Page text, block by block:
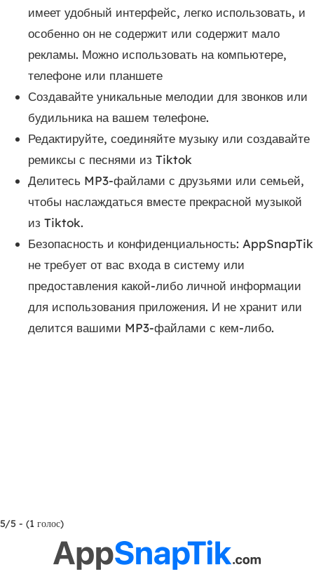
имеет удобный интерфейс, легко использовать, и
особенно он не содержит или содержит мало
рекламы. Можно использовать на компьютере,
телефоне или планшете
Создавайте уникальные мелодии для звонков или
будильника на вашем телефоне.
Редактируйте, соединяйте музыку или создавайте
ремиксы с песнями из Tiktok
Делитесь MP3-файлами с друзьями или семьей,
чтобы наслаждаться вместе прекрасной музыкой
из Tiktok.
Безопасность и конфиденциальность: AppSnapTik
не требует от вас входа в систему или
предоставления какой-либо личной информации
для использования приложения. И не хранит или
делится вашими MP3-файлами с кем-либо.
5/5 - (1 голос)